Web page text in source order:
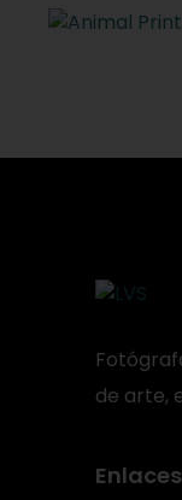
de arte,
Enlaces